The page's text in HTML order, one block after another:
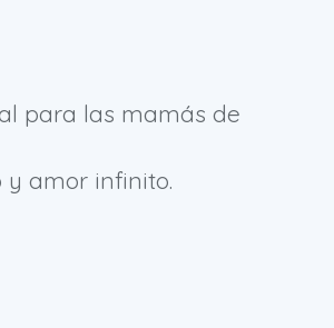
para las mamás de
y amor infinito.